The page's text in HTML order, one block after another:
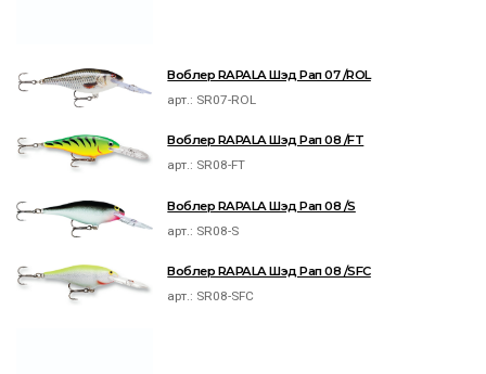
Воблер RAPALA Шэд Рап 07 /ROL
арт.: SR07-ROL
Воблер RAPALA Шэд Рап 08 /FT
арт.: SR08-FT
Воблер RAPALA Шэд Рап 08 /S
арт.: SR08-S
Воблер RAPALA Шэд Рап 08 /SFC
арт.: SR08-SFC